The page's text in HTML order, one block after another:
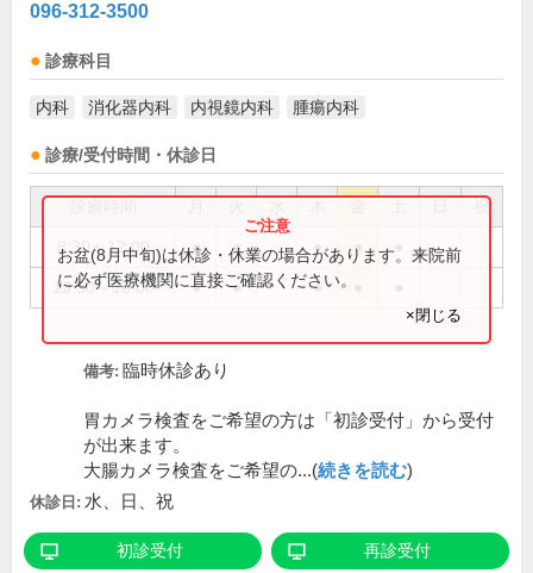
096-312-3500
診療科目
内科 消化器内科 内視鏡内科 腫瘍内科
診療/受付時間・休診日
祝
8:30～12:00 ● ● ● ●
13:30～18:00 ● ● ●
お盆(8月中旬)は休診・休業の場合があります。来院前
に必ず医療機関に直接ご確認ください。
×閉じる
備考: 臨時休診あり
胃カメラ検査をご希望の方は「初診受付」から受付
が出来ます。
大腸カメラ検査をご希望の...(続きを読む)
休診日: 水、日、祝
初診受付 再診受付